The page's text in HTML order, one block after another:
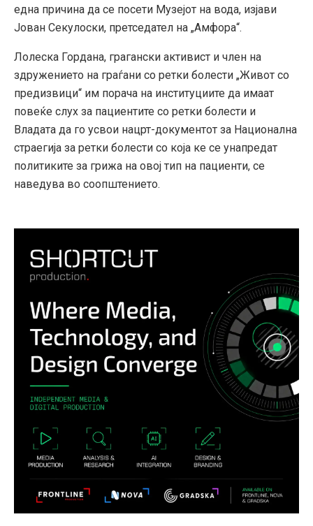
една причина да се посети Музејот на вода, изјави
Јован Секулоски, претседател на „Амфора“.
Лолеска Гордана, грагански активист и член на
здружението на граѓани со ретки болести „Живот со
предизвици“ им порача на институциите да имаат
повеќе слух за пациентите со ретки болести и
Владата да го усвои нацрт-документот за Национална
страегија за ретки болести со која ке се унапредат
политиките за грижа на овој тип на пациенти, се
наведува во соопштението.